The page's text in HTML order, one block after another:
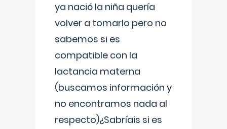
ya nació la niña quería
volver a tomarlo pero no
sabemos si es
compatible con la
lactancia materna
(buscamos información y
no encontramos nada al
respecto)¿Sabríais si es